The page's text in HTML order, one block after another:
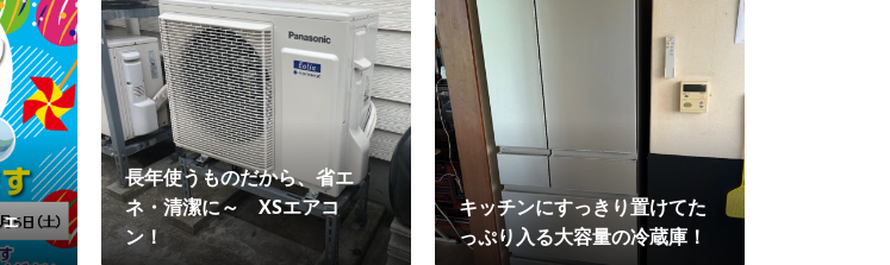
長年使うものだから、省エ
ネ・清潔に～ XSエアコ
ン！
キッチンにすっきり置けてた
っぷり入る大容量の冷蔵庫！